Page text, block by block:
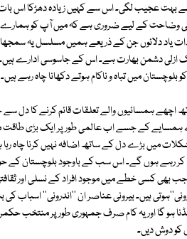
بہت عجیب لگی۔ اس سے کہیں زیادہ دھڑکا اس بات
کے لیے ضروری ہے کہ میں آپ کو ہمارے
یاد دلائوں جن کے ذریعے ہمیں مسلسل یہ
ازلی دشمن بھارت ہے۔ اس کے جاسوسی ادارے ہیں۔
بلوچستان میں تباہ و ناکام ہوتے دکھانا چاہ رہے ہیں۔
اچھے ہمسائیوں والے تعلقات قائم کرنے کا دل سے
کے جسے اب عالمی طور پر ایک بڑی طاقت
میں بڑے دل کے ساتھ اضافہ نہیں کرنا چاہ
کر رہے ہوں گے۔ اس سب کے باوجود بلوچستان کے
بھی کسی خطے میں موجود افراد کے نسلی اور
ہیں۔ بیرونی عناصر ان ''اندرونی'' اسباب
ہو گا اور یہ کام صرف جمہوری طور پر منتخب
کو دوش دیں۔